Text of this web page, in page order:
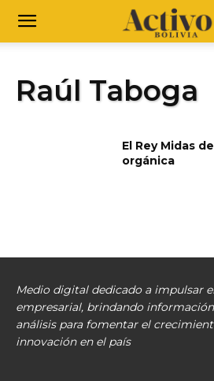
Raúl Taboga
El Rey Midas
orgánica
Medio digital dedicado a impulsar
empresarial, brindando
análisis para fomentar el
innovación en el país